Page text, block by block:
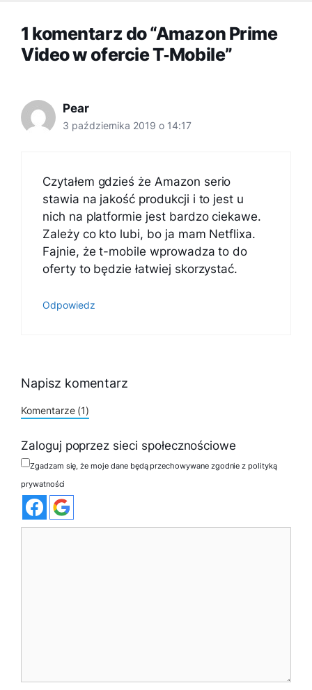
1 komentarz do “Amazon Prime
Video w ofercie T‑Mobile”
Pear
3 października 2019 o 14:17
Czytałem gdzieś że Amazon serio
stawia na jakość produkcji i to jest u
nich na platformie jest bardzo ciekawe.
Zależy co kto lubi, bo ja mam Netflixa.
Fajnie, że t-mobile wprowadza to do
oferty to będzie łatwiej skorzystać.
Odpowiedz
Napisz komentarz
Komentarze (1)
Zaloguj poprzez sieci społecznościowe
Zgadzam się, że moje dane będą przechowywane zgodnie z polityką
prywatności